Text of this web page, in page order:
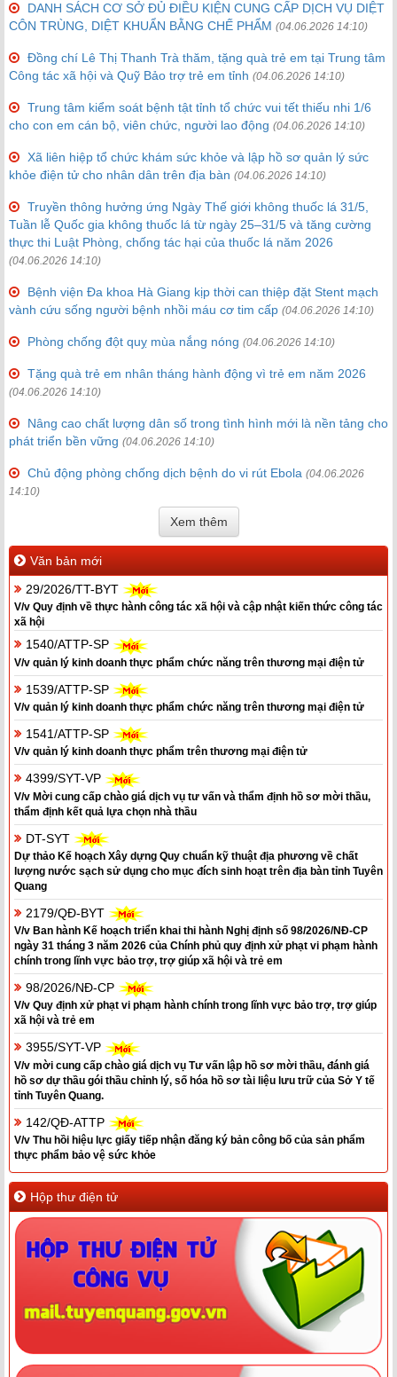
DANH SÁCH CƠ SỞ ĐỦ ĐIỀU KIỆN CUNG CẤP DỊCH VỤ DIỆT
CÔN TRÙNG, DIỆT KHUẨN BẰNG CHẾ PHẨM (04.06.2026 14:10)
Đồng chí Lê Thị Thanh Trà thăm, tặng quà trẻ em tại Trung tâm
Công tác xã hội và Quỹ Bảo trợ trẻ em tỉnh (04.06.2026 14:10)
Trung tâm kiểm soát bệnh tật tỉnh tổ chức vui tết thiếu nhi 1/6
cho con em cán bộ, viên chức, người lao động (04.06.2026 14:10)
Xã liên hiệp tổ chức khám sức khỏe và lập hồ sơ quản lý sức
khỏe điện tử cho nhân dân trên địa bàn (04.06.2026 14:10)
Truyền thông hưởng ứng Ngày Thế giới không thuốc lá 31/5,
Tuần lễ Quốc gia không thuốc lá từ ngày 25–31/5 và tăng cường
thực thi Luật Phòng, chống tác hại của thuốc lá năm 2026
(04.06.2026 14:10)
Bệnh viện Đa khoa Hà Giang kịp thời can thiệp đặt Stent mạch
vành cứu sống người bệnh nhồi máu cơ tim cấp (04.06.2026 14:10)
Phòng chống đột quỵ mùa nắng nóng (04.06.2026 14:10)
Tặng quà trẻ em nhân tháng hành động vì trẻ em năm 2026
(04.06.2026 14:10)
Nâng cao chất lượng dân số trong tình hình mới là nền tảng cho
phát triển bền vững (04.06.2026 14:10)
Chủ động phòng chống dịch bệnh do vi rút Ebola (04.06.2026
14:10)
Xem thêm
Văn bản mới
29/2026/TT-BYT
V/v Quy định về thực hành công tác xã hội và cập nhật kiến thức công tác
xã hội
1540/ATTP-SP
V/v quản lý kinh doanh thực phẩm chức năng trên thương mại điện tử
1539/ATTP-SP
V/v quản lý kinh doanh thực phẩm chức năng trên thương mại điện tử
1541/ATTP-SP
V/v quản lý kinh doanh thực phẩm trên thương mại điện tử
4399/SYT-VP
V/v Mời cung cấp chào giá dịch vụ tư vấn và thẩm định hồ sơ mời thầu,
thẩm định kết quả lựa chọn nhà thầu
DT-SYT
Dự thảo Kế hoạch Xây dựng Quy chuẩn kỹ thuật địa phương về chất
lượng nước sạch sử dụng cho mục đích sinh hoạt trên địa bàn tỉnh Tuyên
Quang
2179/QĐ-BYT
V/v Ban hành Kế hoạch triển khai thi hành Nghị định số 98/2026/NĐ-CP
ngày 31 tháng 3 năm 2026 của Chính phủ quy định xử phạt vi phạm hành
chính trong lĩnh vực bảo trợ, trợ giúp xã hội và trẻ em
98/2026/NĐ-CP
V/v Quy định xử phạt vi phạm hành chính trong lĩnh vực bảo trợ, trợ giúp
xã hội và trẻ em
3955/SYT-VP
V/v mời cung cấp chào giá dịch vụ Tư vấn lập hồ sơ mời thầu, đánh giá
hồ sơ dự thầu gói thầu chỉnh lý, số hóa hồ sơ tài liệu lưu trữ của Sở Y tế
tỉnh Tuyên Quang.
142/QĐ-ATTP
V/v Thu hồi hiệu lực giấy tiếp nhận đăng ký bản công bố của sản phẩm
thực phẩm bảo vệ sức khỏe
Hộp thư điện tử